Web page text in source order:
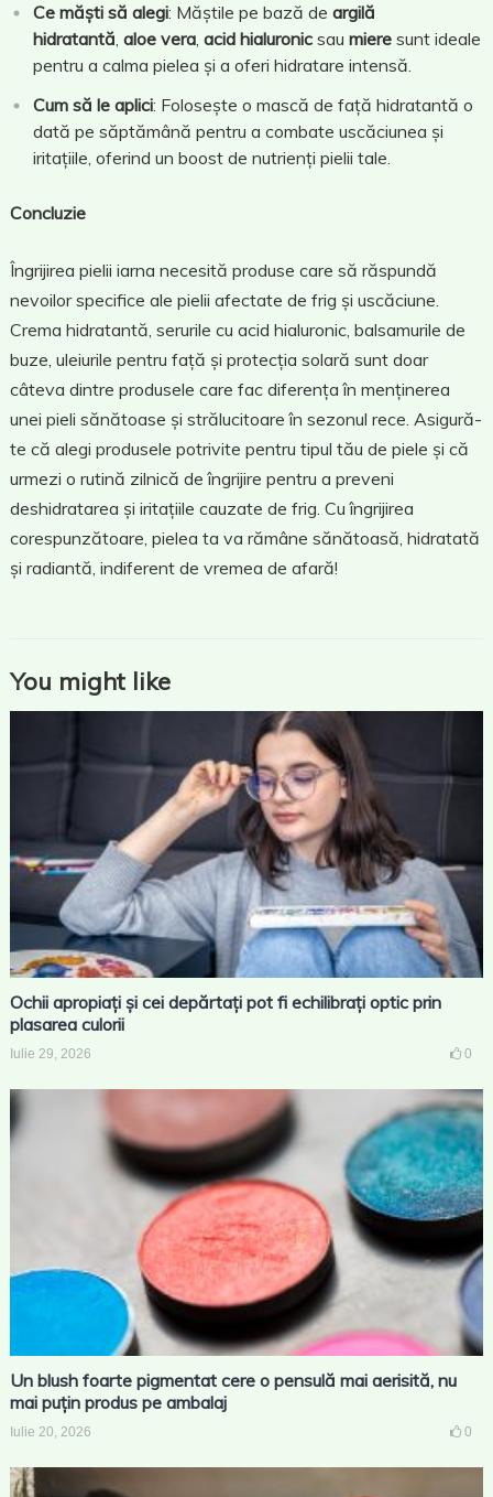
Ce măști să alegi: Măștile pe bază de argilă
hidratantă, aloe vera, acid hialuronicsau mieresunt ideale
pentru a calma pielea și a oferi hidratare intensă.
Cum să le aplici: Folosește o mască de față hidratantă o
dată pe săptămână pentru a combate uscăciunea și
iritațiile, oferind un boost de nutrienți pielii tale.
Concluzie
Îngrijirea pielii iarna necesită produse care să răspundă
nevoilor specifice ale pielii afectate de frig și uscăciune.
Crema hidratantă, serurile cu acid hialuronic, balsamurile de
buze, uleiurile pentru față și protecția solară sunt doar
câteva dintre produsele care fac diferența în menținerea
unei pieli sănătoase și strălucitoare în sezonul rece. Asigură-
te că alegi produsele potrivite pentru tipul tău de piele și că
urmezi o rutină zilnică de îngrijire pentru a preveni
deshidratarea și iritațiile cauzate de frig. Cu îngrijirea
corespunzătoare, pielea ta va rămâne sănătoasă, hidratată
și radiantă, indiferent de vremea de afară!
You might like
Ochii apropiați și cei depărtați pot fi echilibrați optic prin
plasarea culorii
Iulie 29, 2026 0
Un blush foarte pigmentat cere o pensulă mai aerisită, nu
mai puțin produs pe ambalaj
Iulie 20, 2026 0